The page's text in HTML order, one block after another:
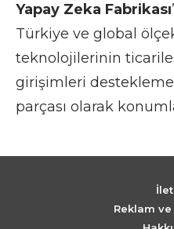
Yapay Zeka Fabrikası
Türkiye ve global
teknolojilerinin
girişimleri
parçası olarak
Reklam